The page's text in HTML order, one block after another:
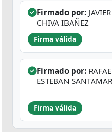
Firmado por: JAVIER
CHIVA IBAÑEZ
Firma válida
Firmado por:
ESTEBAN
Firma válida